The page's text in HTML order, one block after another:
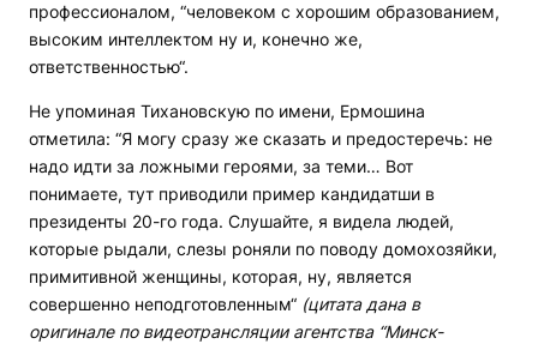
профессионалом, “человеком с хорошим образованием,
высоким интеллектом ну и, конечно же,
ответственностью“.
Не упоминая Тихановскую по имени, Ермошина
отметила: “Я могу сразу же сказать и предостеречь: не
надо идти за ложными героями, за теми… Вот
понимаете, тут приводили пример кандидатши в
президенты 20-го года. Слушайте, я видела людей,
которые рыдали, слезы роняли по поводу домохозяйки,
примитивной женщины, которая, ну, является
совершенно неподготовленным“ (цитата дана в
оригинале по видеотрансляции агентства “Минск-